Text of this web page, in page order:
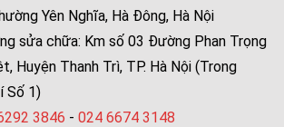
Yên Nghĩa, Hà Đông, Hà Nội
sửa chữa: Km số 03 Đường Phan Trọng
Huyện Thanh Trì, TP. Hà Nội (Trong
Số 1)
3846 - 024 6674 3148